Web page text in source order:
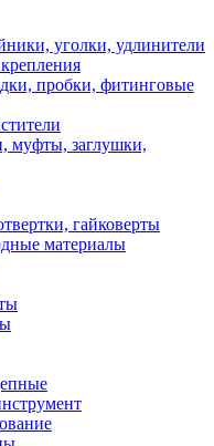
уголки, удлинители
пробки, фитинговые
муфты, заглушки,
гайковерты
материалы